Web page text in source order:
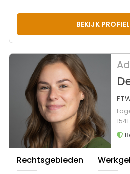
BEKIJK PROFIEL
Rechtsgebieden